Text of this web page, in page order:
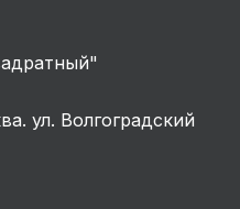
ул. Волгоградский